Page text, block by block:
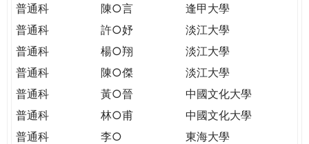
普通科
陳○言
逢甲大學
普通科
許○妤
淡江大學
普通科
楊○翔
淡江大學
普通科
陳○傑
淡江大學
普通科
黃○晉
中國文化大學
普通科
林○甫
中國文化大學
普通科
李○
東海大學